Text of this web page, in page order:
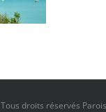
Tous droits réservés